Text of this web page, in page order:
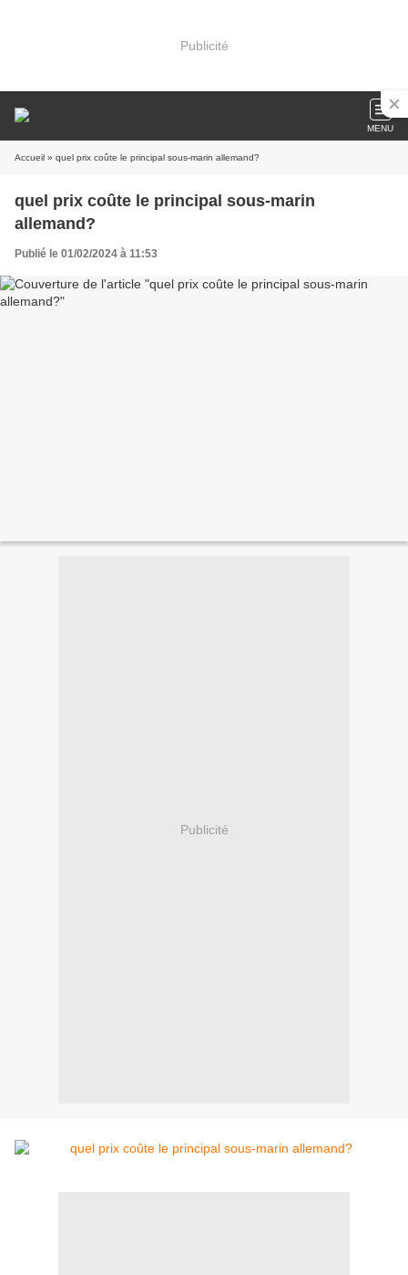
Publicité
MENU
Accueil » quel prix coûte le principal sous-marin allemand?
quel prix coûte le principal sous-marin
allemand?
Publié le 01/02/2024 à 11:53
Publicité